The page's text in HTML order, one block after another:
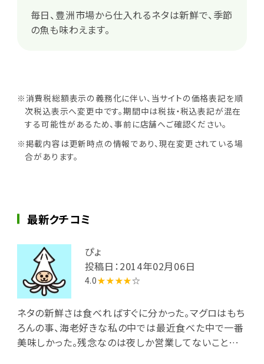
毎日、豊洲市場から仕入れるネタは新鮮で、季節
の魚も味わえます。
※消費税総額表示の義務化に伴い、当サイトの価格表記を順
次税込表示へ変更中です。期間中は税抜・税込表記が混在
する可能性があるため、事前に店舗へご確認ください。
※掲載内容は更新時点の情報であり、現在変更されている場
合があります。
最新クチコミ
ぴょ
投稿日：2014年02月06日
4.0★★★★☆
ネタの新鮮さは食べればすぐに分かった。マグロはもち
ろんの事、海老好きな私の中では最近食べた中で一番
美味しかった。残念なのは夜しか営業してないことで